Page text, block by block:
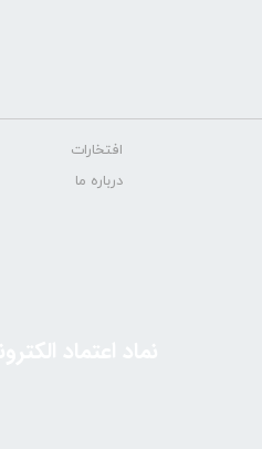
افتخارات
درباره ما